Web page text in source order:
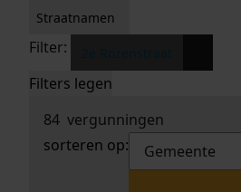
Straatnamen
Filter:
Filters legen
84 vergunningen
sorteren op: